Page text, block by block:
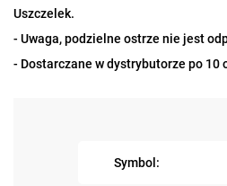
Uszczelek.
- Uwaga, podzielne ostrze nie jest
- Dostarczane w dystrybutorze po 10
Symbol: